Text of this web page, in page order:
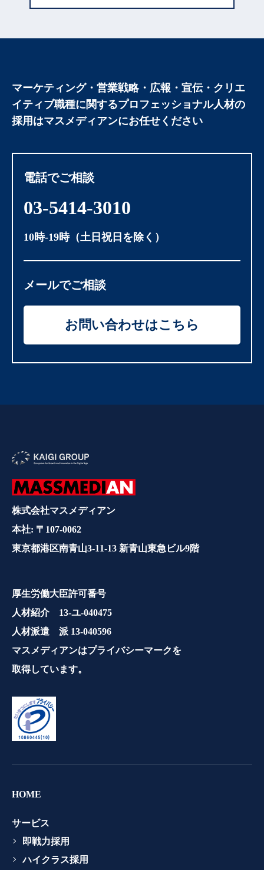
マーケティング・営業戦略・広報・宣伝・クリエ
イティブ職種に関するプロフェッショナル人材の
採用はマスメディアンにお任せください
電話でご相談
03-5414-3010
10時-19時（土日祝日を除く）
メールでご相談
お問い合わせはこちら
株式会社マスメディアン
本社: 〒107-0062
東京都港区南青山3-11-13 新青山東急ビル9階
厚生労働大臣許可番号
人材紹介 13-ユ-040475
人材派遣 派 13-040596
マスメディアンはプライバシーマークを
取得しています。
HOME
サービス
即戦力採用
ハイクラス採用